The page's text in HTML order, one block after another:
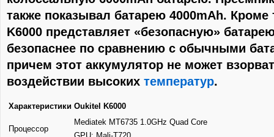
также показывал батарею 4000mAh. Кроме
K6000 представляет «безопасную»
безопаснее по сравнению с обычными
причем этот аккумулятор не может
воздействии высоких температур.
Характеристики Oukitel K6000
Процессор
Mediatek MT6735 1.0GHz Quad Core